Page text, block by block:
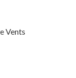
Vents